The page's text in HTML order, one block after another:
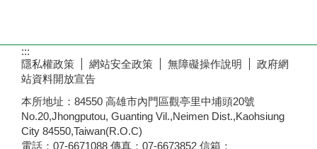
:::
隱私權政策
網站安全政策 無障礙操作說明
政府網
站資料開放宣告
本所地址：84550 高雄市內門區觀亭里中埔頭20號
No.20,Jhongputou, Guanting Vil.,Neimen Dist.,Kaohsiung
City 84550,Taiwan(R.O.C)
電話：07-6671088 傳真：07-6673852 信箱：